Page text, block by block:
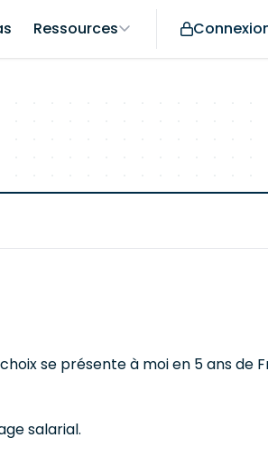
Ressources
se présente à moi en 5 ans de
salarial.